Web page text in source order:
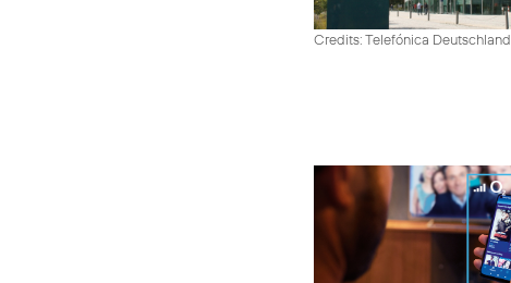
Credits: Telefónica Deutschland